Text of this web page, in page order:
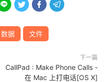
   
数据 文件
下一篇
CallPad : Make Phone Calls -
在 Mac 上打电话[OS X]